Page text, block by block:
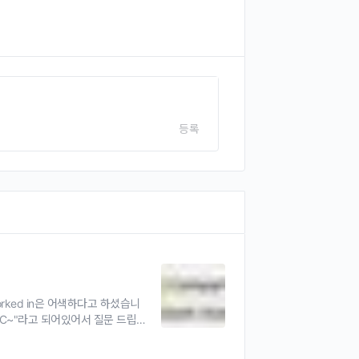
등록
in은 어색하다고 하셨습니
라고 되어있어서 질문 드립니